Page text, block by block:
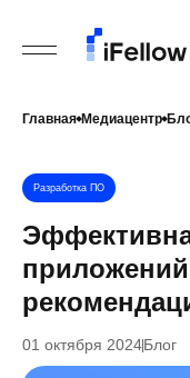
Главная Медиацентр
Разработка ПО
01 октября 2024Блог